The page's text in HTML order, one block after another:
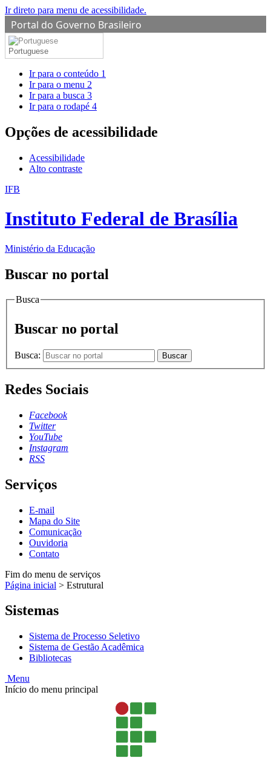
Ir direto para menu de acessibilidade.
Portal do Governo Brasileiro
Portuguese
Ir para o conteúdo 1
Ir para o menu 2
Ir para a busca 3
Ir para o rodapé 4
Opções de acessibilidade
Acessibilidade
Alto contraste
IFB
Instituto Federal de Brasília
Ministério da Educação
Buscar no portal
Busca
Buscar no portal
Busca: Buscar
Redes Sociais
Facebook
Twitter
YouTube
Instagram
RSS
Serviços
E-mail
Mapa do Site
Comunicação
Ouvidoria
Contato
Fim do menu de serviços
Página inicial > Estrutural
Sistemas
Sistema de Processo Seletivo
Sistema de Gestão Acadêmica
Bibliotecas
Menu
Início do menu principal